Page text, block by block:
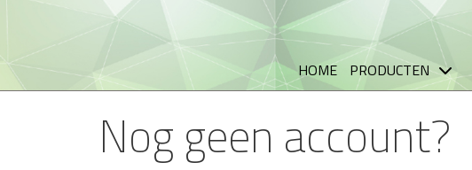
HOME PRODUCTEN
Nog geen account?